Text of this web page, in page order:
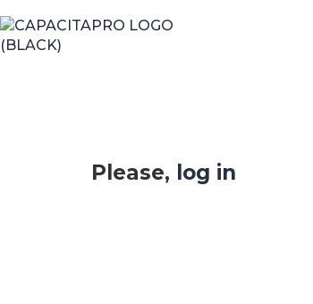
Please, log in